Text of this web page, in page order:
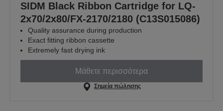
SIDM Black Ribbon Cartridge for LQ-
2x70/2x80/FX-2170/2180 (C13S015086)
Quality assurance during production
Exact fitting ribbon cassette
Extremely fast drying ink
Μάθετε περισσότερα
Σημεία πώλησης